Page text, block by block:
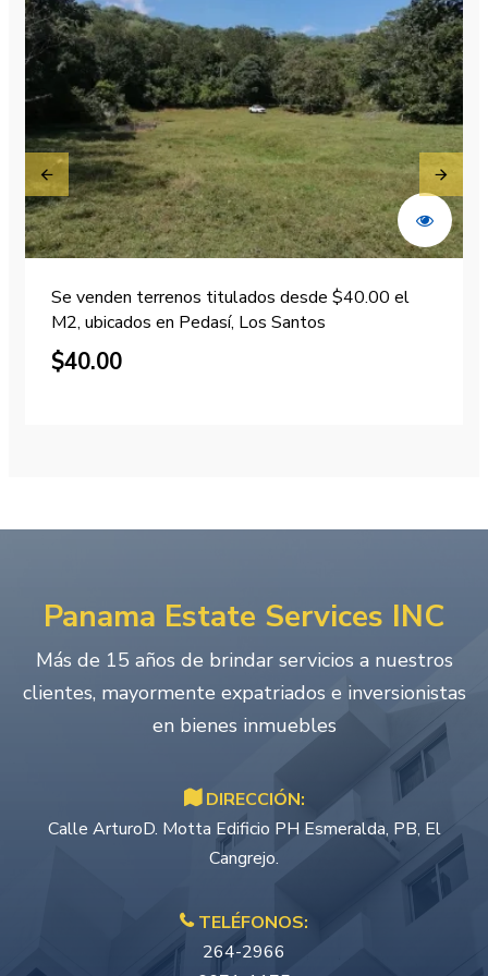
Se venden terrenos titulados desde $40.00 el
M2, ubicados en Pedasí, Los Santos
$40.00
Se vende terreno en Altos de Cabuyita –
1,986 m² en esquina
$15.000.00
Panama Estate Services INC
Más de 15 años de brindar servicios a nuestros
clientes, mayormente expatriados e inversionistas
en bienes inmuebles
DIRECCIÓN:
Calle ArturoD. Motta Edificio PH Esmeralda, PB, El
Cangrejo.
TELÉFONOS:
264-2966